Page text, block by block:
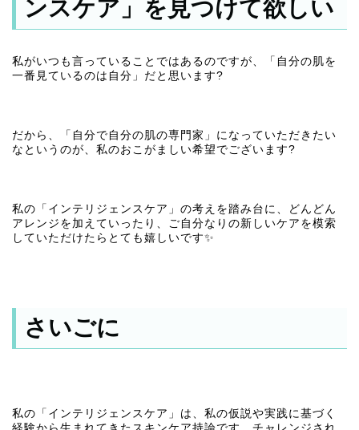
ンスケア」を見つけて欲しい
私がいつも言っていることではあるのですが、「自分の肌を
一番見ているのは自分」だと思います?
だから、「自分で自分の肌の専門家」になっていただきたい
なというのが、私のおこがましい希望でございます?
私の「インテリジェンスケア」の考えを踏み台に、どんどん
アレンジを加えていったり、ご自分なりの新しいケアを模索
していただけたらとても嬉しいです✨
さいごに
私の「インテリジェンスケア」は、私の仮説や実践に基づく